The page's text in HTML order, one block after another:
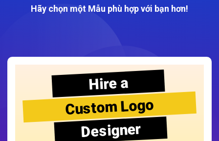
Hãy chọn một Mẫu phù hợp với bạn hơn!
Hire a
Custom Logo
Designer